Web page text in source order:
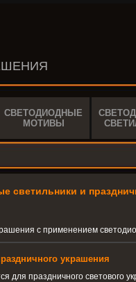
СВЕТОДИОДНЫЕ
МОТИВЫ
светильники и
с применением
украшения
для праздничного светового